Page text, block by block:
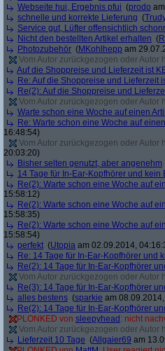
Webseite hui, Ergebnis pfui (prodo
schnelle und korrekte Lieferung (
Service gut, Lüfter offensichtlich
Nicht den bestellten Artikel erhalten (
Photozubehör (MKohlhepp am
Vom Autor zurückgezogen oder
Auf die Shoppreise und Lieferzeit ist
Re: Auf die Shoppreise und Lieferzeit
Re(2): Auf die Shoppreise und
Vom Autor zurückgezogen oder
Warte schon eine Woche auf einen
Re: Warte schon eine Woche auf
16:48:54)
Vom Autor zurückgezogen oder
20:03:20)
Bisher selten genutzt, aber angenehm
14 Tage für In-Ear-Kopfhörer und kein
Re(2): Warte schon eine Woche auf
15:58:12)
Re(2): Warte schon eine Woche auf
15:58:35)
Re(2): Warte schon eine Woche auf
15:58:54)
perfekt (Utopia am 02.09.2014,
Re: 14 Tage für In-Ear-Kopfhörer und
Re(2): 14 Tage für In-Ear-Kopfhörer
Vom Autor zurückgezogen oder
Re(3): 14 Tage für In-Ear-Kopfhörer
alles bestens (sparkie am
Re(2): 14 Tage für In-Ear-Kopfhörer
PLONKED von sleepyhead : nicht
Vom Autor zurückgezogen oder
Lieferzeit 10 Tage (Allgaier69 am